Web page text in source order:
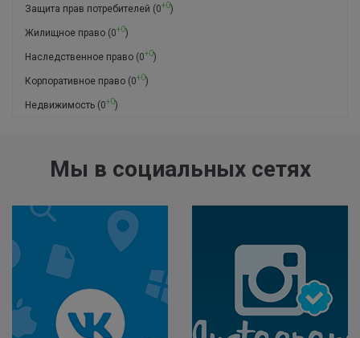
Защита прав потребителей (0+0)
Жилищное право (0+0)
Наследственное право (0+0)
Корпоративное право (0+0)
Недвижимость (0+0)
Мы в социальных сетях